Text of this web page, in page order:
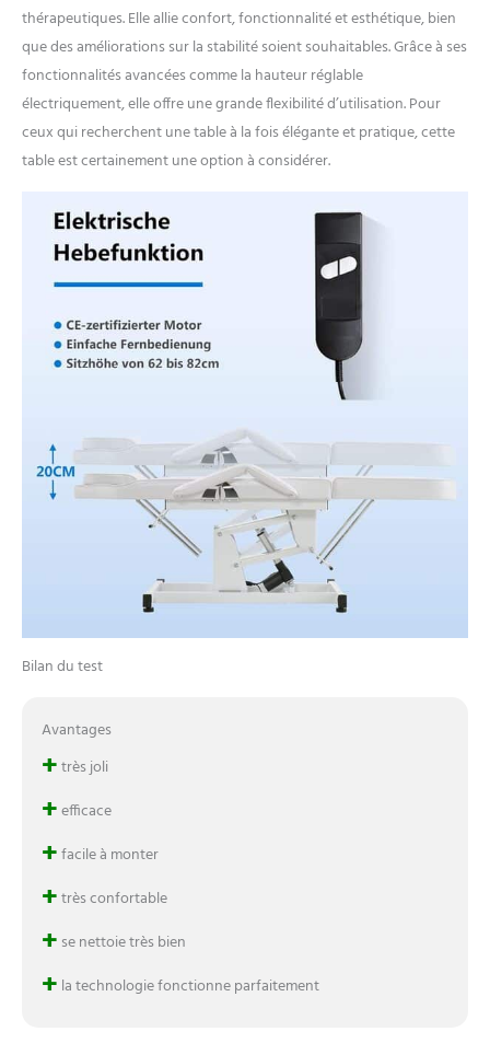
thérapeutiques. Elle allie confort, fonctionnalité et esthétique, bien
que des améliorations sur la stabilité soient souhaitables. Grâce à ses
fonctionnalités avancées comme la hauteur réglable
électriquement, elle offre une grande flexibilité d’utilisation. Pour
ceux qui recherchent une table à la fois élégante et pratique, cette
table est certainement une option à considérer.
Bilan du test
Avantages
+très joli
+efficace
+facile à monter
+très confortable
+ se nettoie très bien
+ la technologie fonctionne parfaitement